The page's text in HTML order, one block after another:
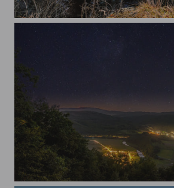
Wintersonne am Kanstein
Sternenhimmel über der Werraschleife